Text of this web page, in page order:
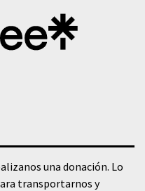
una donación. Lo
transportarnos y